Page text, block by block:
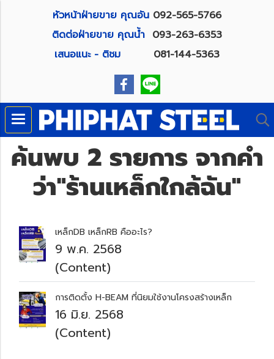
หัวหน้าฝ่ายขาย คุณอัน 092-565-5766
ติดต่อฝ่ายขาย คุณน้ำ 093-263-6353
เสนอแนะ - ติชม 081-144-5363
ค้นพบ 2 รายการ จากคำ
ว่า"ร้านเหล็กใกล้ฉัน"
เหล็กDB เหล็กRB คืออะไร?
9 พ.ค. 2568
(Content)
การติดตั้ง H-BEAM ที่นิยมใช้งานโครงสร้างเหล็ก
16 มิ.ย. 2568
(Content)